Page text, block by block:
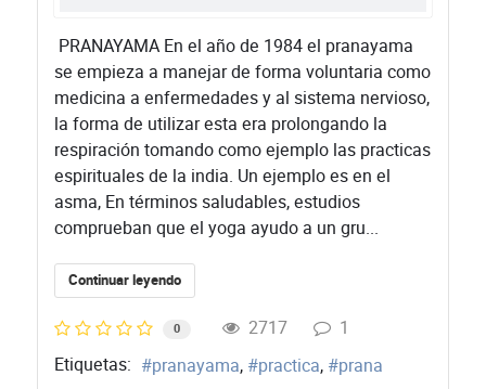
​ PRANAYAMA En el año de 1984 el pranayama
se empieza a manejar de forma voluntaria como
medicina a enfermedades y al sistema nervioso,
la forma de utilizar esta era prolongando la
respiración tomando como ejemplo las practicas
espirituales de la india. Un ejemplo es en el
asma, En términos saludables, estudios
comprueban que el yoga ayudo a un gru...
Continuar leyendo
0 2717
1
Etiquetas:
pranayama practica prana